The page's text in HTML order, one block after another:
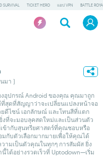
SURVIVAL TICKET HERO แอป VPN BATTLE
มา )
อุปกรณ์ Android ของคุณ คุณมาถูก
สุดที่สัญญาว่าจะเปลี่ยนแปลงหน้าจอ
ดีไซน์ เอกลักษณ์ และโทนสีที่แตก
งที่จะมอบลุคสดใหม่และเป็นส่วนตัว
ข้ากับสุนทรียศาสตร์ที่คุณชอบหรือ
กับตัวเลือกมากมายเพื่อให้คุณได้
ามเป็นตัวคุณในทุกๆ การสัมผัส ยิ่ง
ได้อย่างรวดเร็วที่ Uptodown—เริ่ม